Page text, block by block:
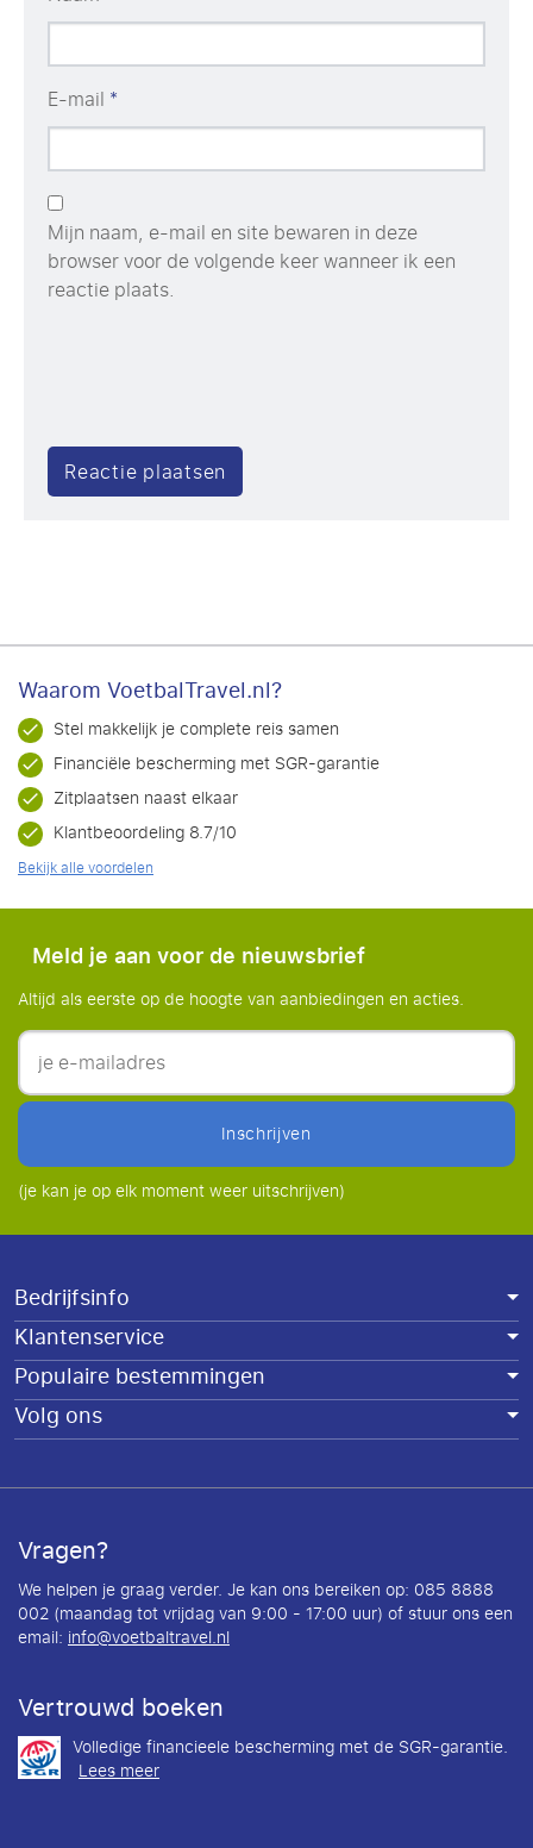
E-mail *
Mijn naam, e-mail en site bewaren in deze
browser voor de volgende keer wanneer ik een
reactie plaats.
Waarom VoetbalTravel.nl?
Stel makkelijk je complete reis samen
Financiële bescherming met SGR-garantie
Zitplaatsen naast elkaar
Klantbeoordeling 8.7/10
Bekijk alle voordelen
Meld je aan voor de nieuwsbrief
Altijd als eerste op de hoogte van aanbiedingen en acties.
inschrijven
(je kan je op elk moment weer uitschrijven)
Bedrijfsinfo
Klantenservice
Populaire bestemmingen
Volg ons
Vragen?
We helpen je graag verder. Je kan ons bereiken op: 085 8888
002 (maandag tot vrijdag van 9:00 - 17:00 uur) of stuur ons een
email: info@voetbaltravel.nl
Vertrouwd boeken
Volledige financieele bescherming met de SGR-garantie.
Lees meer